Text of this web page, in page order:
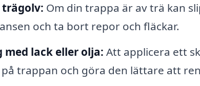
trägolv: Om din trappa är av trä kan
och ta bort repor och fläckar.
med lack eller olja: Att applicera ett
trappan och göra den lättare att